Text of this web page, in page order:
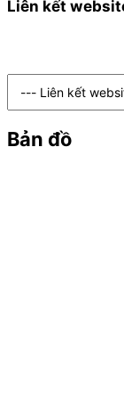
Liên kết
Bản đồ